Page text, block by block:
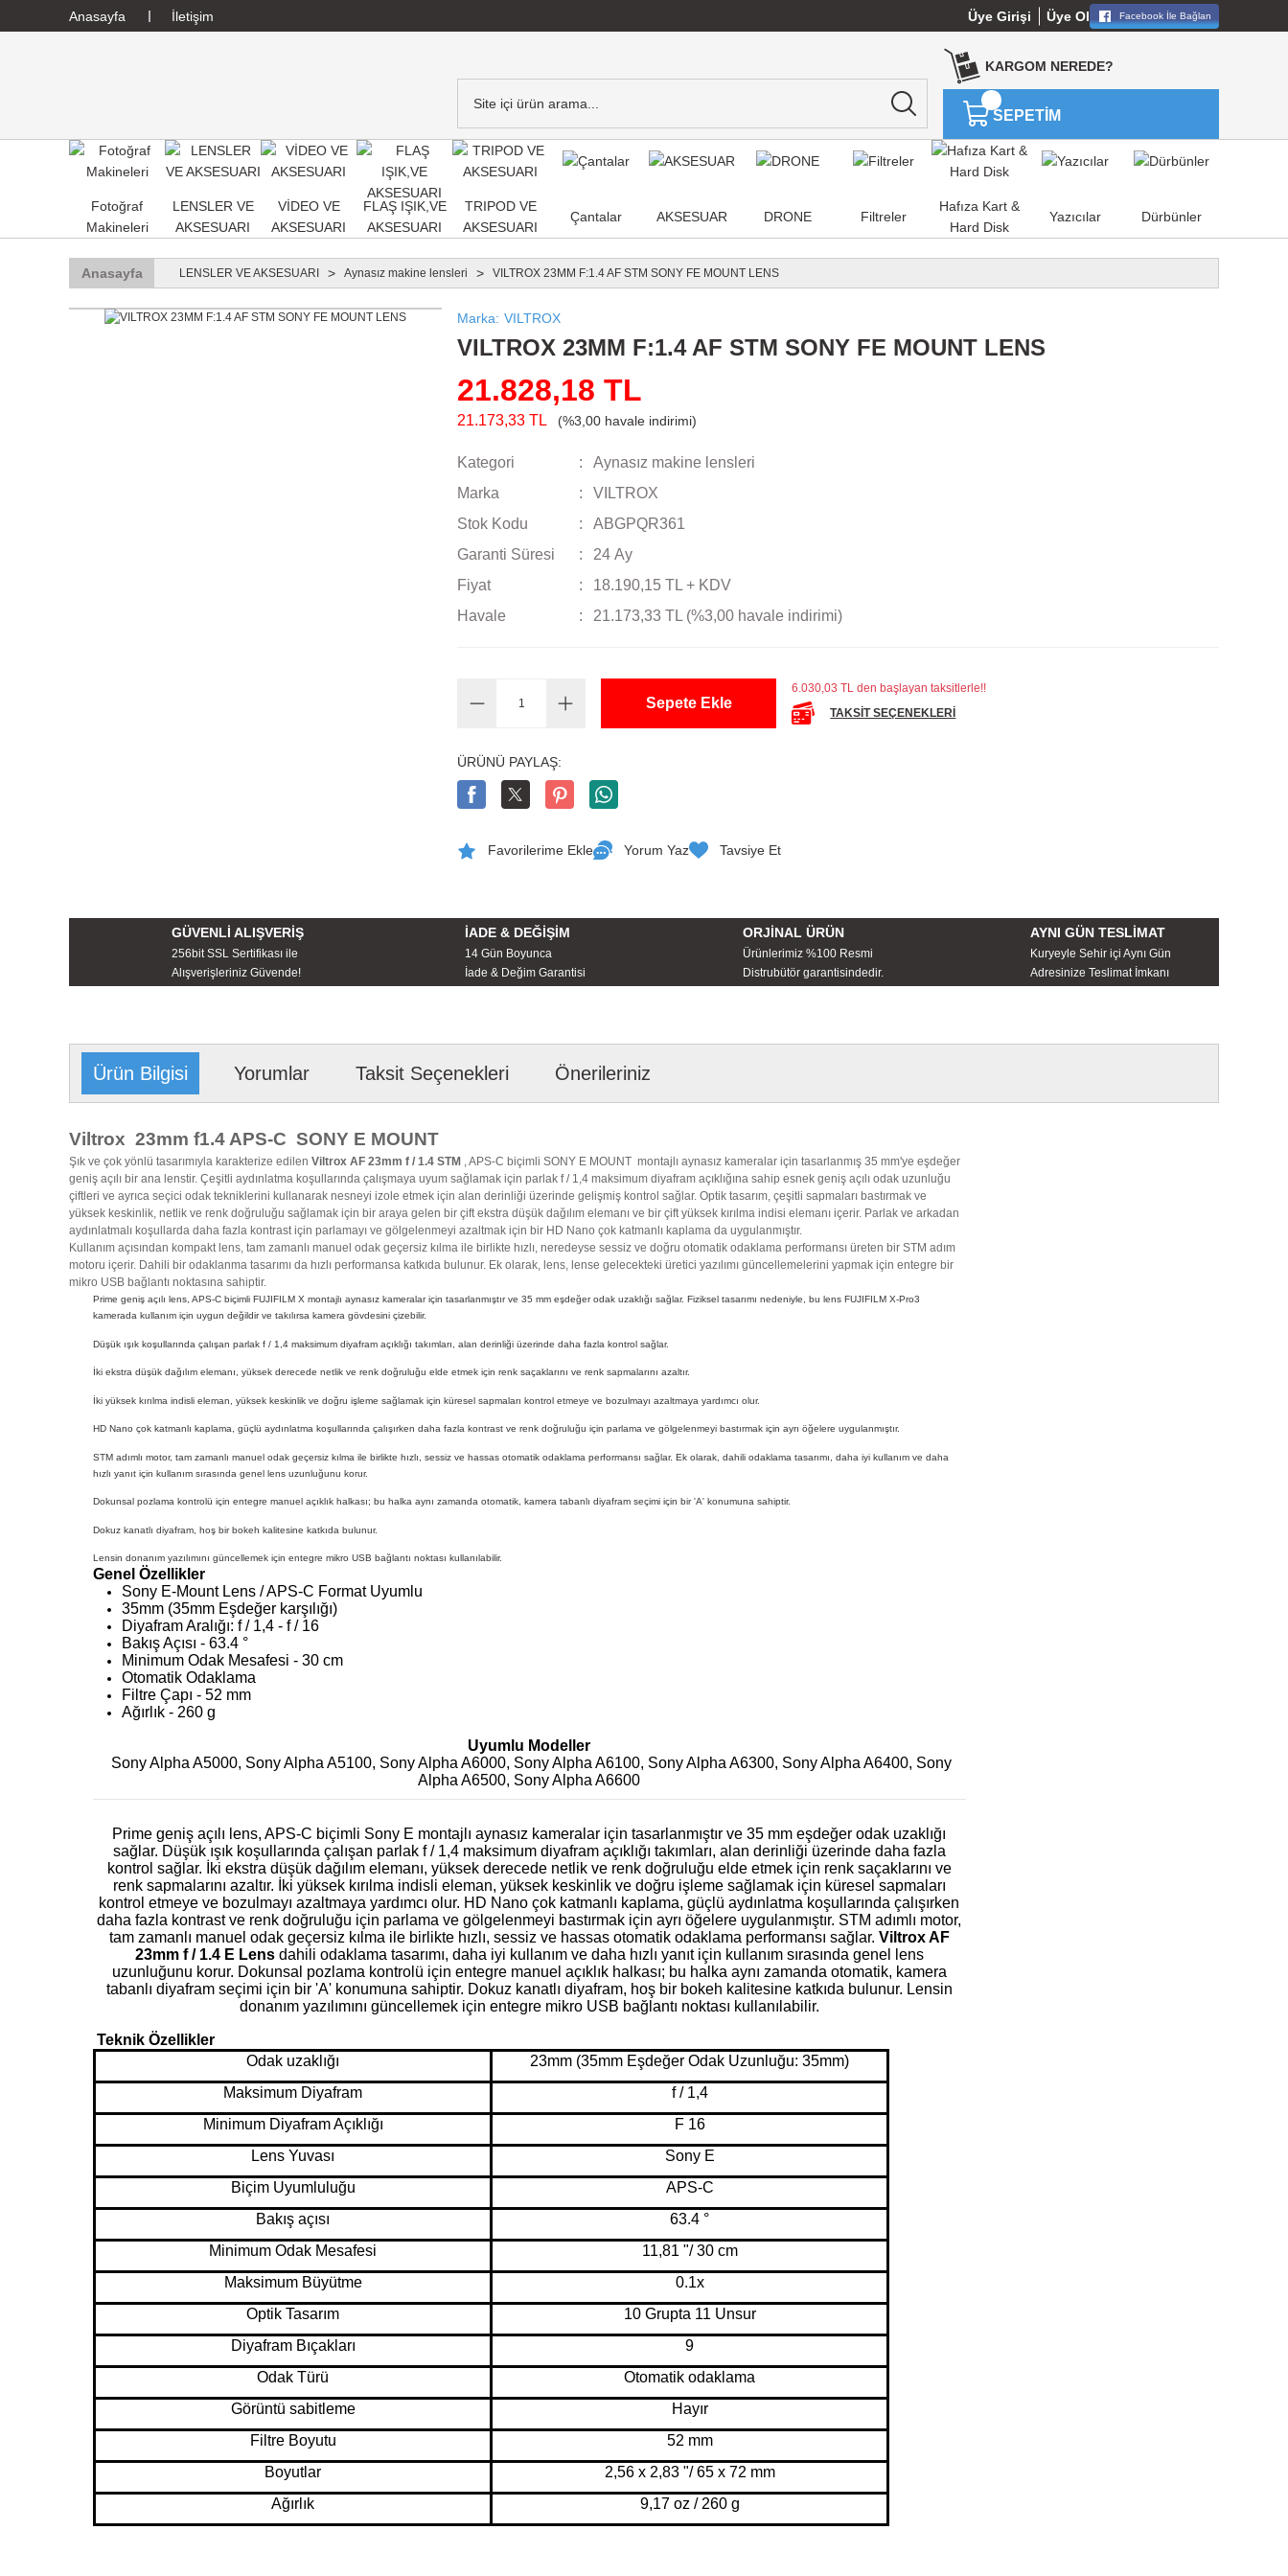
Anasayfa İletişim Üye Girişi Üye Ol Facebook İle Bağlan
KARGOM NEREDE?
SEPETİM
Fotoğraf
Makineleri
LENSLER VE
AKSESUARI
VİDEO VE
AKSESUARI
FLAŞ IŞIK,VE
AKSESUARI
TRIPOD VE
AKSESUARI
Çantalar AKSESUAR DRONE Filtreler
Hafıza Kart &
Hard Disk
Yazıcılar Dürbünler
Anasayfa LENSLER VE AKSESUARI Aynasız makine lensleri VILTROX 23MM F:1.4 AF STM SONY FE MOUNT LENS
Marka VILTROX
VILTROX 23MM F:1.4 AF STM SONY FE MOUNT LENS
21.828,18 TL
21.173,33 TL (%3,00 havale indirimi)
Kategori
Aynasız makine lensleri
Marka
VILTROX
Stok Kodu
ABGPQR361
Garanti Süresi
24 Ay
Fiyat
18.190,15 TL + KDV
Havale
21.173,33 TL (%3,00 havale indirimi)
Sepete Ekle
6.030,03 TL den başlayan taksitlerle!!
TAKSİT SEÇENEKLERİ
ÜRÜNÜ PAYLAŞ:
Yorum Yaz Tavsiye Et
GÜVENLİ ALIŞVERİŞ
256bit SSL Sertifikası ile
Alışverişleriniz Güvende!
İADE & DEĞİŞİM
14 Gün Boyunca
İade & Değim Garantisi
ORJİNAL ÜRÜN
Ürünlerimiz %100 Resmi
Distrubütör garantisindedir.
AYNI GÜN TESLİMAT
Kuryeyle Sehir içi Aynı Gün
Adresinize Teslimat İmkanı
Ürün Bilgisi Yorumlar Taksit Seçenekleri Önerileriniz
Viltrox 23mm f1.4 APS-C SONY E MOUNT
Şık ve çok yönlü tasarımıyla karakterize edilen Viltrox AF 23mm f / 1.4 STM , APS-C biçimli SONY E MOUNT montajlı aynasız kameralar için tasarlanmış 35 mm'ye eşdeğer
geniş açılı bir ana lenstir. Çeşitli aydınlatma koşullarında çalışmaya uyum sağlamak için parlak f / 1,4 maksimum diyafram açıklığına sahip esnek geniş açılı odak uzunluğu
çiftleri ve ayrıca seçici odak tekniklerini kullanarak nesneyi izole etmek için alan derinliği üzerinde gelişmiş kontrol sağlar. Optik tasarım, çeşitli sapmaları bastırmak ve
yüksek keskinlik, netlik ve renk doğruluğu sağlamak için bir araya gelen bir çift ekstra düşük dağılım elemanı ve bir çift yüksek kırılma indisi elemanı içerir. Parlak ve arkadan
aydınlatmalı koşullarda daha fazla kontrast için parlamayı ve gölgelenmeyi azaltmak için bir HD Nano çok katmanlı kaplama da uygulanmıştır.
Kullanım açısından kompakt lens, tam zamanlı manuel odak geçersiz kılma ile birlikte hızlı, neredeyse sessiz ve doğru otomatik odaklama performansı üreten bir STM adım
motoru içerir. Dahili bir odaklanma tasarımı da hızlı performansa katkıda bulunur. Ek olarak, lens, lense gelecekteki üretici yazılımı güncellemelerini yapmak için entegre bir
mikro USB bağlantı noktasına sahiptir.
Prime geniş açılı lens, APS-C biçimli FUJIFILM X montajlı aynasız kameralar için tasarlanmıştır ve 35 mm eşdeğer odak uzaklığı sağlar. Fiziksel tasarımı nedeniyle, bu lens FUJIFILM X-Pro3
kamerada kullanım için uygun değildir ve takılırsa kamera gövdesini çizebilir.
Düşük ışık koşullarında çalışan parlak f / 1,4 maksimum diyafram açıklığı takımları, alan derinliği üzerinde daha fazla kontrol sağlar.
İki ekstra düşük dağılım elemanı, yüksek derecede netlik ve renk doğruluğu elde etmek için renk saçaklarını ve renk sapmalarını azaltır.
İki yüksek kırılma indisli eleman, yüksek keskinlik ve doğru işleme sağlamak için küresel sapmaları kontrol etmeye ve bozulmayı azaltmaya yardımcı olur.
HD Nano çok katmanlı kaplama, güçlü aydınlatma koşullarında çalışırken daha fazla kontrast ve renk doğruluğu için parlama ve gölgelenmeyi bastırmak için ayrı öğelere uygulanmıştır.
STM adımlı motor, tam zamanlı manuel odak geçersiz kılma ile birlikte hızlı, sessiz ve hassas otomatik odaklama performansı sağlar. Ek olarak, dahili odaklama tasarımı, daha iyi kullanım ve daha
hızlı yanıt için kullanım sırasında genel lens uzunluğunu korur.
Dokunsal pozlama kontrolü için entegre manuel açıklık halkası; bu halka aynı zamanda otomatik, kamera tabanlı diyafram seçimi için bir 'A' konumuna sahiptir.
Dokuz kanatlı diyafram, hoş bir bokeh kalitesine katkıda bulunur.
Lensin donanım yazılımını güncellemek için entegre mikro USB bağlantı noktası kullanılabilir.
Genel Özellikler
Sony E-Mount Lens / APS-C Format Uyumlu
35mm (35mm Eşdeğer karşılığı)
Diyafram Aralığı: f / 1,4 - f / 16
Bakış Açısı - 63.4 °
Minimum Odak Mesafesi - 30 cm
Otomatik Odaklama
Filtre Çapı - 52 mm
Ağırlık - 260 g
Uyumlu Modeller
Sony Alpha A5000, Sony Alpha A5100, Sony Alpha A6000, Sony Alpha A6100, Sony Alpha A6300, Sony Alpha A6400, Sony
Alpha A6500, Sony Alpha A6600
Prime geniş açılı lens, APS-C biçimli Sony E montajlı aynasız kameralar için tasarlanmıştır ve 35 mm eşdeğer odak uzaklığı
sağlar. Düşük ışık koşullarında çalışan parlak f / 1,4 maksimum diyafram açıklığı takımları, alan derinliği üzerinde daha fazla
kontrol sağlar. İki ekstra düşük dağılım elemanı, yüksek derecede netlik ve renk doğruluğu elde etmek için renk saçaklarını ve
renk sapmalarını azaltır. İki yüksek kırılma indisli eleman, yüksek keskinlik ve doğru işleme sağlamak için küresel sapmaları
kontrol etmeye ve bozulmayı azaltmaya yardımcı olur. HD Nano çok katmanlı kaplama, güçlü aydınlatma koşullarında çalışırken
daha fazla kontrast ve renk doğruluğu için parlama ve gölgelenmeyi bastırmak için ayrı öğelere uygulanmıştır. STM adımlı motor,
tam zamanlı manuel odak geçersiz kılma ile birlikte hızlı, sessiz ve hassas otomatik odaklama performansı sağlar. Viltrox AF
23mm f / 1.4 E Lensdahili odaklama tasarımı, daha iyi kullanım ve daha hızlı yanıt için kullanım sırasında genel lens
uzunluğunu korur. Dokunsal pozlama kontrolü için entegre manuel açıklık halkası; bu halka aynı zamanda otomatik, kamera
tabanlı diyafram seçimi için bir 'A' konumuna sahiptir. Dokuz kanatlı diyafram, hoş bir bokeh kalitesine katkıda bulunur. Lensin
donanım yazılımını güncellemek için entegre mikro USB bağlantı noktası kullanılabilir.
Teknik Özellikler
Odak uzaklığı
23mm (35mm Eşdeğer Odak Uzunluğu: 35mm)
Maksimum Diyafram
f / 1,4
Minimum Diyafram Açıklığı
F 16
Lens Yuvası
Sony E
Biçim Uyumluluğu
APS-C
Bakış açısı
63.4 °
Minimum Odak Mesafesi
11,81 "/ 30 cm
Maksimum Büyütme
0.1x
Optik Tasarım
10 Grupta 11 Unsur
Diyafram Bıçakları
9
Odak Türü
Otomatik odaklama
Görüntü sabitleme
Hayır
Filtre Boyutu
52 mm
Boyutlar
2,56 x 2,83 "/ 65 x 72 mm
Ağırlık
9,17 oz / 260 g